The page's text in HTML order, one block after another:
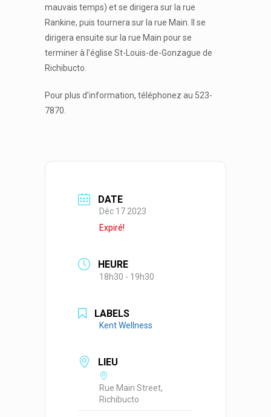
mauvais temps) et se dirigera sur la rue
Rankine, puis tournera sur la rue Main. Il se
dirigera ensuite sur la rue Main pour se
terminer à l’église St-Louis-de-Gonzague de
Richibucto.
Pour plus d’information, téléphonez au 523-
7870.
DATE
Déc 17 2023
Expiré!
HEURE
18h30 - 19h30
LABELS
Kent Wellness
LIEU
Rue Main Street,
Richibucto